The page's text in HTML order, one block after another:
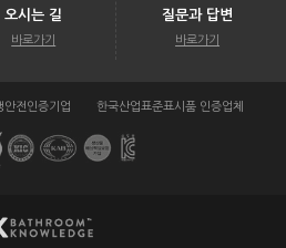
오시는 길
바로가기
질문과 답변
바로가기
안전인증기업 한국산업표준표시품 인증업체